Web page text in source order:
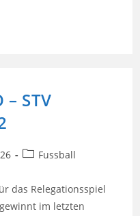
STV
Beitrags-
Fussball
das Relegationsspiel
im letzten